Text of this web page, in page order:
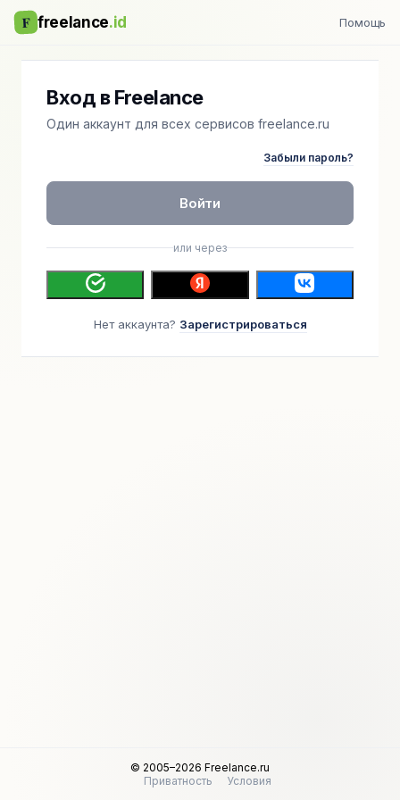
F freelance.id Помощь
Вход в Freelance
Один аккаунт для всех сервисов freelance.ru
Забыли пароль?
Войти
или через
Нет аккаунта? Зарегистрироваться
© 2005–2026 Freelance.ru
Приватность
Условия